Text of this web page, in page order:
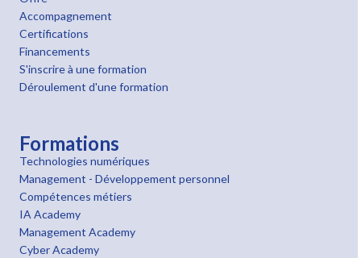
Accompagnement
Certifications
Financements
S'inscrire à une formation
Déroulement d'une formation
Formations
Technologies numériques
Management - Développement personnel
Compétences métiers
IA Academy
Management Academy
Cyber Academy